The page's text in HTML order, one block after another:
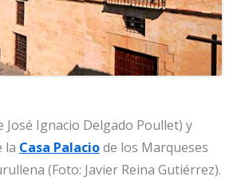
José Ignacio Delgado Poullet) y
la Casa Palaciode los Marqueses
(Foto: Javier Reina Gutiérrez).